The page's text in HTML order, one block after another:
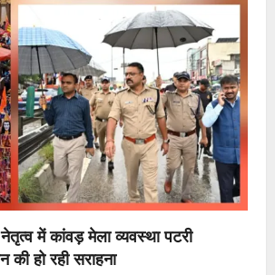
में कांवड़ मेला व्यवस्था पटरी
की हो रही सराहना